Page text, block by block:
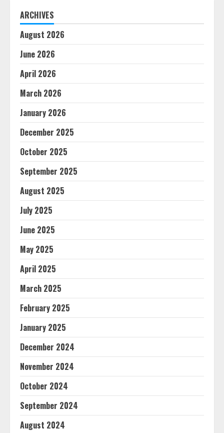
ARCHIVES
August 2026
June 2026
April 2026
March 2026
January 2026
December 2025
October 2025
September 2025
August 2025
July 2025
June 2025
May 2025
April 2025
March 2025
February 2025
January 2025
December 2024
November 2024
October 2024
September 2024
August 2024